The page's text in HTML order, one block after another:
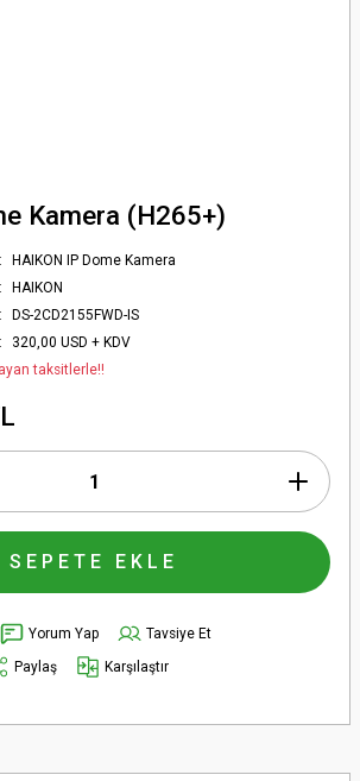
Kamera (H265+)
HAIKON IP Dome Kamera
HAIKON
DS-2CD2155FWD-IS
320,00 USD + KDV
taksitlerle!!
SEPETE EKLE
Yorum Yap
Tavsiye Et
Paylaş Karşılaştır